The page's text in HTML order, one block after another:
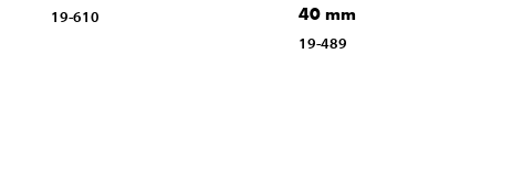
19-610
40 mm
19-489